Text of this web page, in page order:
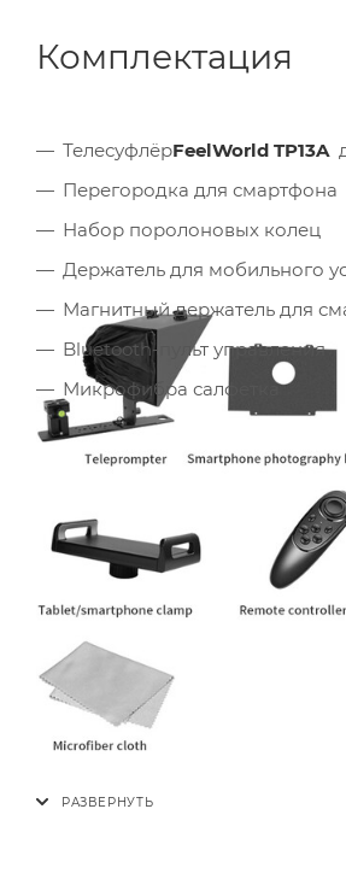
Комплектация
ТелесуфлёрFeelWorld TP13A
Перегородка для смартфона
Набор поролоновых колец
Держатель для мобильного
Магнитный держатель для
Bluetooth-пульт управления
Микрофибра салфетка